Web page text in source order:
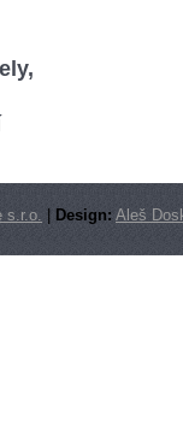
s.r.o. Design: Aleš